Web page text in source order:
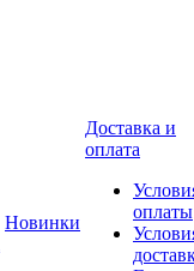
Новинки
Доставка и
оплата
оплаты